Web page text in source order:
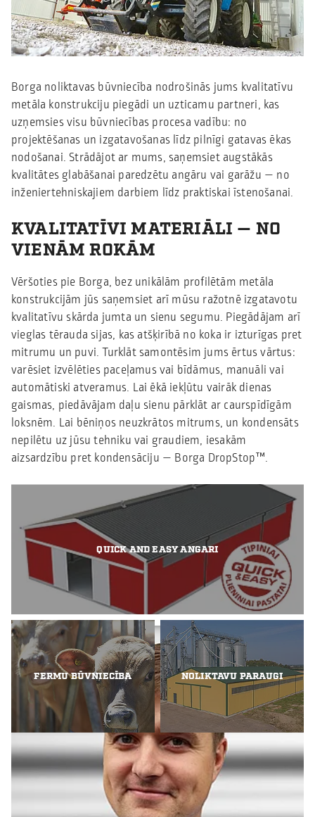
Borga noliktavas būvniecība nodrošinās jums kvalitatīvu
metāla konstrukciju piegādi un uzticamu partneri, kas
uzņemsies visu būvniecības procesa vadību: no
projektēšanas un izgatavošanas līdz pilnīgi gatavas ēkas
nodošanai. Strādājot ar mums, saņemsiet augstākās
kvalitātes glabāšanai paredzētu angāru vai garāžu — no
inženiertehniskajiem darbiem līdz praktiskai īstenošanai.
KVALITATĪVI MATERIĀLI — NO
VIENĀM ROKĀM
Vēršoties pie Borga, bez unikālām profilētām metāla
konstrukcijām jūs saņemsiet arī mūsu ražotnē izgatavotu
kvalitatīvu skārda jumta un sienu segumu. Piegādājam arī
vieglas tērauda sijas, kas atšķirībā no koka ir izturīgas pret
mitrumu un puvi. Turklāt samontēsim jums ērtus vārtus:
varēsiet izvēlēties paceļamus vai bīdāmus, manuāli vai
automātiski atveramus. Lai ēkā iekļūtu vairāk dienas
gaismas, piedāvājam daļu sienu pārklāt ar caurspīdīgām
loksnēm. Lai bēniņos neuzkrātos mitrums, un kondensāts
nepilētu uz jūsu tehniku vai graudiem, iesakām
aizsardzību pret kondensāciju — Borga DropStop™.
QUICK AND EASY ANGARI
FERMU BŪVNIECĪBA NOLIKTAVU PARAUGI